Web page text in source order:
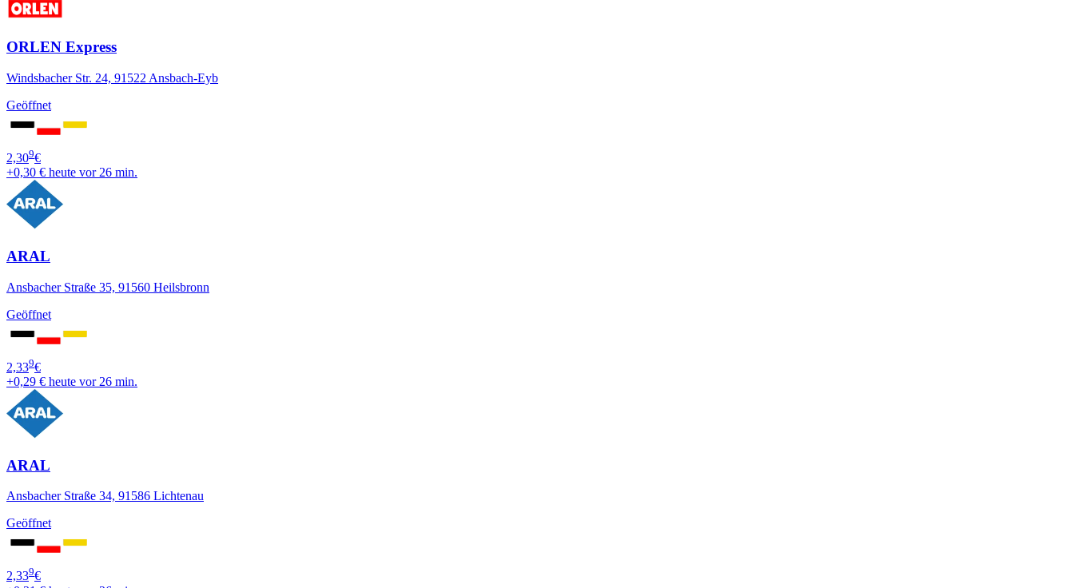
ORLEN Express
Windsbacher Str. 24, 91522 Ansbach-Eyb
Geöffnet
2,309€
+0,30 € heute vor 26 min.
ARAL
Ansbacher Straße 35, 91560 Heilsbronn
Geöffnet
2,339€
+0,29 € heute vor 26 min.
ARAL
Ansbacher Straße 34, 91586 Lichtenau
Geöffnet
2,339€